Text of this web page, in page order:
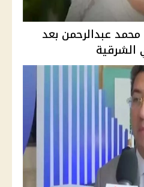
محمد عبدالرحمن بعد